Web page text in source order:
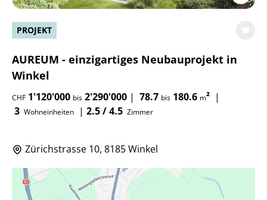
PROJEKT
AUREUM - einzigartiges Neubauprojekt in
Winkel
CHF 1'120'000 bis 2'290'000 | 78.7 bis 180.6 m² |
3 Wohneinheiten | 2.5 / 4.5 Zimmer
Zürichstrasse 10, 8185 Winkel